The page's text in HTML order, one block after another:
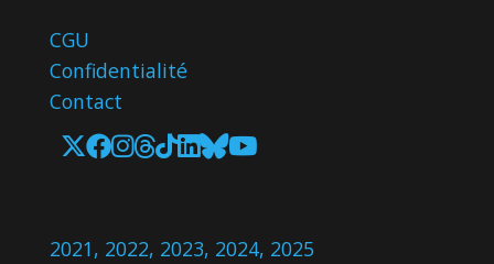
CGU
Confidentialité
Contact
2021, 2022, 2023, 2024, 2025